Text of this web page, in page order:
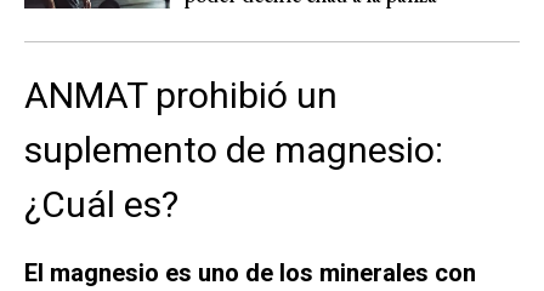
ANMAT prohibió un
suplemento de magnesio:
¿Cuál es?
El magnesio es uno de los minerales con